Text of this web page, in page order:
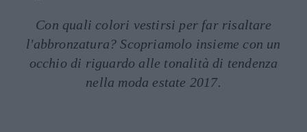
Con quali colori vestirsi per far risaltare
l'abbronzatura? Scopriamolo insieme con un
occhio di riguardo alle tonalità di tendenza
nella moda estate 2017.